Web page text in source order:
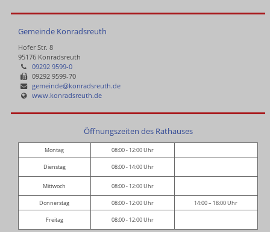
Gemeinde Konradsreuth
Hofer Str. 8
95176 Konradsreuth
09292 9599-0
09292 9599-70
gemeinde@konradsreuth.de
www.konradsreuth.de
Öffnungszeiten des Rathauses
Montag 08:00 - 12:00 Uhr
Dienstag 08:00 - 14:00 Uhr
Mittwoch 08:00 - 12:00 Uhr
Donnerstag 08:00 - 12:00 Uhr 14:00 – 18:00 Uhr
Freitag 08:00 - 12:00 Uhr